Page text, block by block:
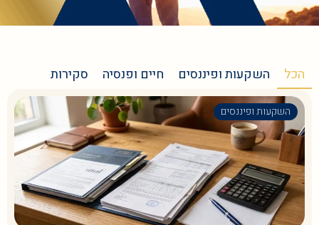
השקעות ופיננסים חיים ופנסיה סקירות הכל
השקעות ופיננסים